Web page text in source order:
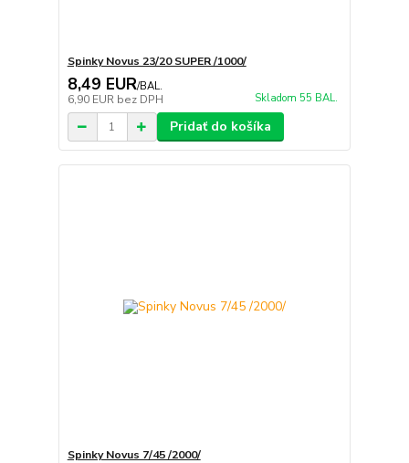
Spinky Novus 23/20 SUPER /1000/
8,49 EUR/BAL.
6,90 EUR bez DPH Skladom 55 BAL.
Pridať do košíka
Spinky Novus 7/45 /2000/